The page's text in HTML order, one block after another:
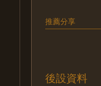
推薦分享
後設資料